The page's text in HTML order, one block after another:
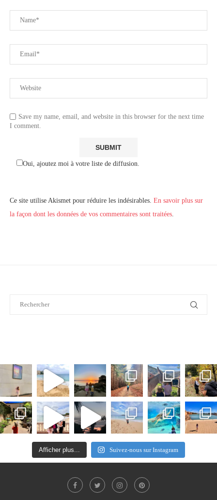
Save my name, email, and website in this browser for the next time
I comment.
Oui, ajoutez moi à votre liste de diffusion.
Ce site utilise Akismet pour réduire les indésirables. En savoir plus sur
la façon dont les données de vos commentaires sont traitées.
Afficher plus... Suivez-nous sur Instagram